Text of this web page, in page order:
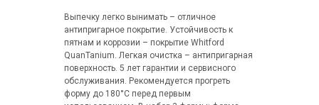
Выпечку легко вынимать – отличное
антипригарное покрытие. Устойчивость к
пятнам и коррозии – покрытие Whitford
QuanTanium. Легкая очистка – антипригарная
поверхность. 5 лет гарантии и сервисного
обслуживания. Рекомендуется прогреть
форму до 180°C перед первым